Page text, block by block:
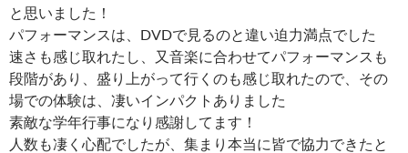
と思いました！
パフォーマンスは、DVDで見るのと違い迫力満点でした
速さも感じ取れたし、又音楽に合わせてパフォーマンスも
段階があり、盛り上がって行くのも感じ取れたので、その
場での体験は、凄いインパクトありました
素敵な学年行事になり感謝してます！
人数も凄く心配でしたが、集まり本当に皆で協力できたと